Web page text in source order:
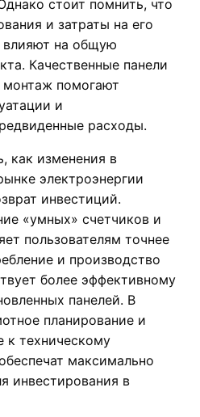
стоит помнить, что
и затраты на его
влияют на общую
Качественные панели
помогают
и
расходы.
как изменения в
электроэнергии
инвестиций.
«умных» счетчиков и
пользователям точнее
и производство
более эффективному
панелей. В
планирование и
к техническому
максимально
инвестирования в